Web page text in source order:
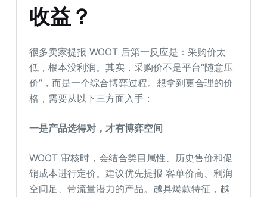
收益？
很多卖家提报 WOOT 后第一反应是：采购价太
低，根本没利润。其实，采购价不是平台“随意压
价”，而是一个综合博弈过程。想拿到更合理的价
格，需要从以下三方面入手：
一是产品选得对，才有博弈空间
WOOT 审核时，会结合类目属性、历史售价和促
销成本进行定价。建议优先提报 客单价高、利润
空间足、带流量潜力的产品。越具爆款特征，越